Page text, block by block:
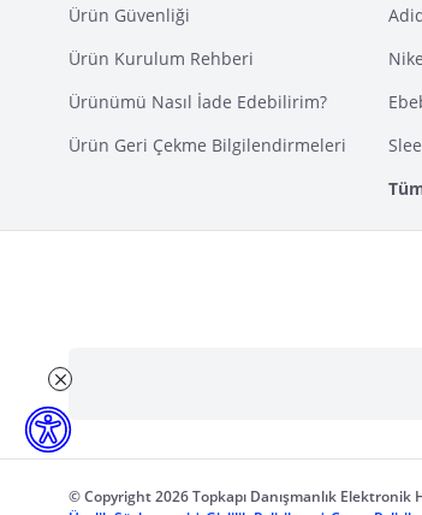
Ürün Güvenliği
Ürün Kurulum Rehberi
Ürünümü Nasıl İade Edebilirim?
Ürün Geri Çekme Bilgilendirmeleri
Nike
© Copyright 2026 Topkapı Danışmanlık Elektronik